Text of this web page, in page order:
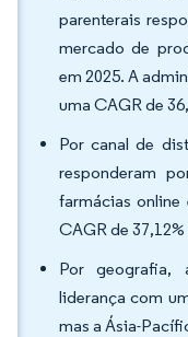
parenterais
mercado de
em 2025. A
uma CAGR de
Por canal de
responderam
farmácias online
CAGR de 37,12%
Por geografia,
liderança com
mas a Ásia-